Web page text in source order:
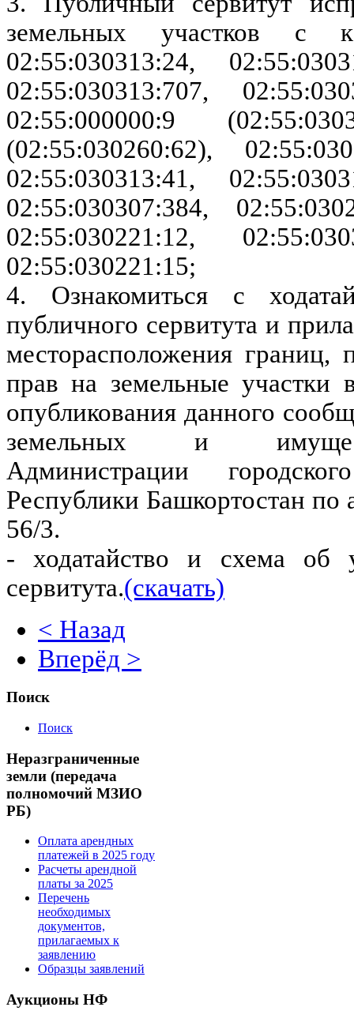
земельных участков с
02:55:030313:24,
02:55:030313:707,
02:55:000000:9
(02:55:030260:62),
02:55:030313:41,
02:55:030307:384,
02:55:030221:12,
02:55:030221:15;
4. Ознакомиться с
публичного сервитута и
месторасположения границ,
прав на земельные участки
опубликования данного
земельных и
Администрации
Республики Башкортостан по
56/3.
- ходатайство и схема об
сервитута.(скачать)
< Назад
Вперёд >
Поиск
Поиск
Неразграниченные
земли (передача
полномочий МЗИО
РБ)
Оплата арендных
платежей в 2025 году
Расчеты арендной
платы за 2025
Перечень
необходимых
документов,
прилагаемых к
заявлению
Образцы заявлений
Аукционы НФ